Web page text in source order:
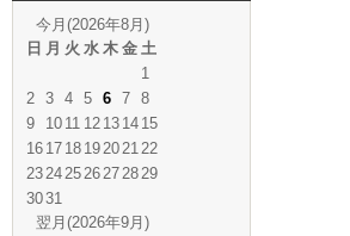
今月(2026年8月)
日 月 火 水 木 金 土
1
2 3 4 5 6 7 8
9
10 11 12 13 14 15
16 17 18 19202122
23242526272829
3031
翌月(2026年9月)